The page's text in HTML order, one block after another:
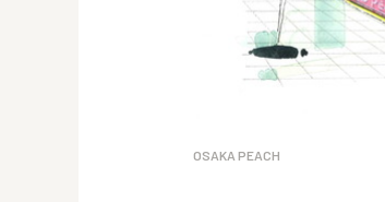
OSAKA PEACH